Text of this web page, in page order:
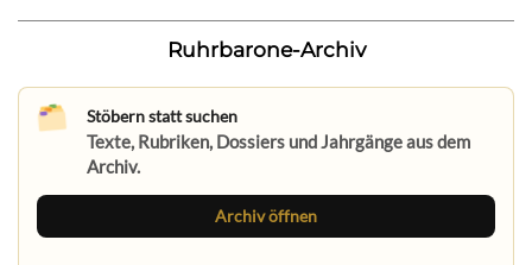
Ruhrbarone-Archiv
Stöbern statt suchen
Texte, Rubriken, Dossiers und Jahrgänge aus dem
Archiv.
Archiv öffnen